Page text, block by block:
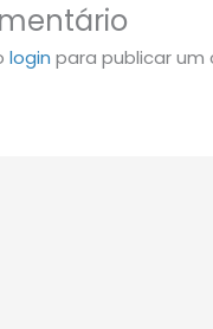
login para publicar um